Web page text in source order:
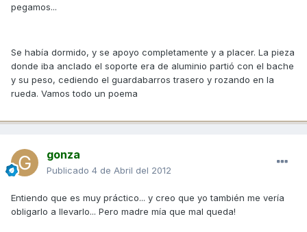
pegamos...
Se había dormido, y se apoyo completamente y a placer. La pieza
donde iba anclado el soporte era de aluminio partió con el bache
y su peso, cediendo el guardabarros trasero y rozando en la
rueda. Vamos todo un poema
gonza
Publicado 4 de Abril del 2012
Entiendo que es muy práctico... y creo que yo también me vería
obligarlo a llevarlo... Pero madre mía que mal queda!